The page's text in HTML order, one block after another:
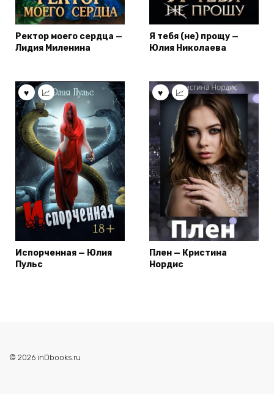
Ректор моего сердца —
Лидия Миленина
Я тебя (не) прощу —
Юлия Николаева
Испорченная — Юлия
Пульс
Плен — Кристина
Нордис
© 2026 inDbooks.ru